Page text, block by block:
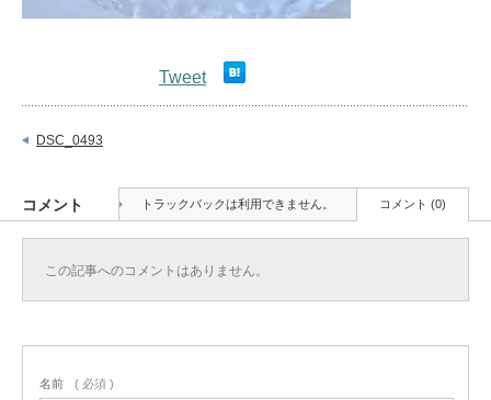
Tweet
DSC_0493
コメント トラックバックは利用できません。 コメント (0)
この記事へのコメントはありません。
名前 ( 必須 )